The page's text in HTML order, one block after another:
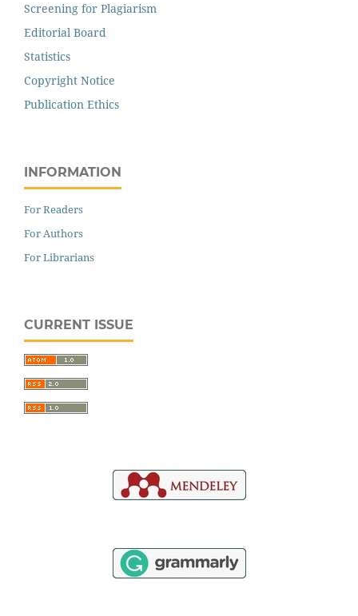
Screening for Plagiarism
Editorial Board
Statistics
Copyright Notice
Publication Ethics
INFORMATION
For Readers
For Authors
For Librarians
CURRENT ISSUE